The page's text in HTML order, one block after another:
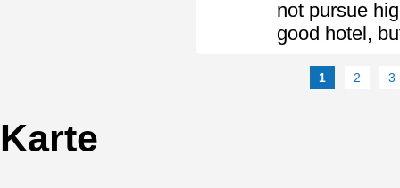
not pursue
good hotel,
1 2 3
Karte